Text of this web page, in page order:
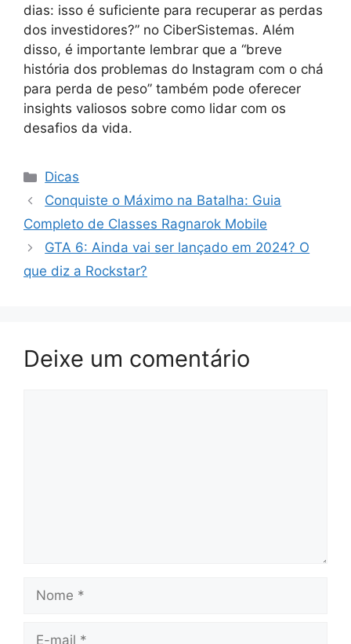
dias: isso é suficiente para recuperar as perdas
dos investidores?” no CiberSistemas. Além
disso, é importante lembrar que a “breve
história dos problemas do Instagram com o chá
para perda de peso” também pode oferecer
insights valiosos sobre como lidar com os
desafios da vida.
Categorias
Dicas
Conquiste o Máximo na Batalha: Guia
Completo de Classes Ragnarok Mobile
GTA 6: Ainda vai ser lançado em 2024? O
que diz a Rockstar?
Deixe um comentário
Nome